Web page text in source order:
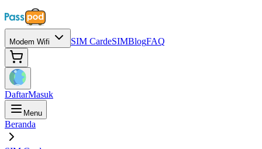
Modem Wifi SIM CardeSIMBlogFAQ
DaftarMasuk
Menu
Beranda